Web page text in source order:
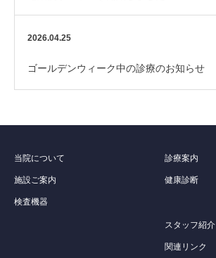
2026.04.25
ゴールデンウィーク中の診療のお知らせ
当院について
施設ご案内
検査機器
診療案内
健康診断
スタッフ紹介
関連リンク